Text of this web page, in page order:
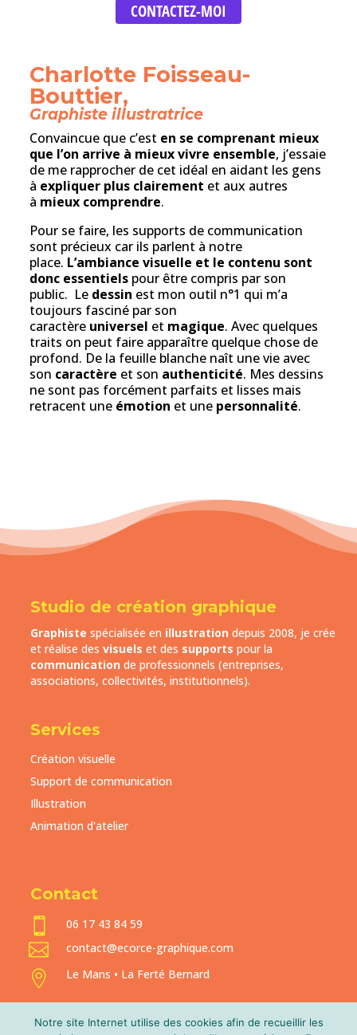
CONTACTEZ-MOI
Charlotte Foisseau-
Bouttier,
Graphiste illustratrice
Convaincue que c’est en se comprenant mieux
que l’on arrive à mieux vivre ensemble, j’essaie
de me rapprocher de cet idéal en aidant les gens
à expliquer plus clairement et aux autres
à mieux comprendre.
Pour se faire, les supports de communication
sont précieux car ils parlent à notre
place. L’ambiance visuelle et le contenu sont
donc essentiels pour être compris par son
public. Le dessin est mon outil n°1 qui m’a
toujours fasciné par son
caractère universel et magique. Avec quelques
traits on peut faire apparaître quelque chose de
profond. De la feuille blanche naît une vie avec
son caractère et son authenticité. Mes dessins
ne sont pas forcément parfaits et lisses mais
retracent une émotion et une personnalité.
Studio de création graphique
Graphiste spécialisée en illustration depuis 2008, je crée
et réalise des visuels et des supports pour la
communication de professionnels (entreprises,
associations, collectivités, institutionnels).
Services
Création visuelle
Support de communication
Illustration
Animation d'atelier
Contact
 06 17 43 84 59
 contact@ecorce-graphique.com
 Le Mans • La Ferté Bernard
Notre site Internet utilise des cookies afin de recueillir les